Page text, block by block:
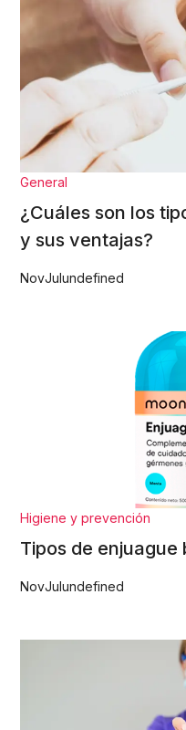
General
¿Cuáles son los
y sus ventajas?
NovJulundefined
Higiene y prevención
Tipos de
NovJulundefined